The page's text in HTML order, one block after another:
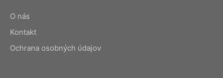
O nás
Kontakt
Ochrana osobných údajov